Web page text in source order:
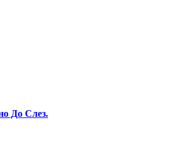
До Слез.